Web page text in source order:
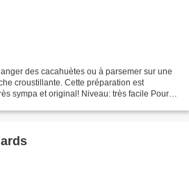
des cacahuètes ou à parsemer sur une
croustillante. Cette préparation est
sympa et original! Niveau: très facile Pour